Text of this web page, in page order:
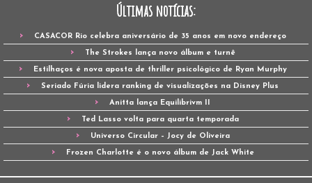
Últimas notícias:
CASACOR Rio celebra aniversário de 35 anos em novo endereço
The Strokes lança novo álbum e turnê
Estilhaços é nova aposta de thriller psicológico de Ryan Murphy
Seriado Fúria lidera ranking de visualizações na Disney Plus
Anitta lança Equilibrivm II
Ted Lasso volta para quarta temporada
Universo Circular – Jocy de Oliveira
Frozen Charlotte é o novo álbum de Jack White